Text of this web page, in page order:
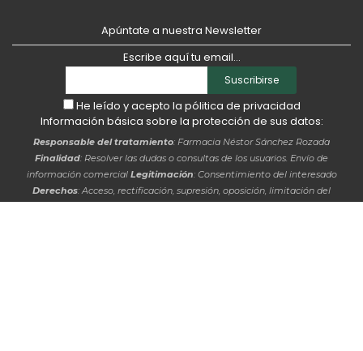
Apúntate a nuestra Newsletter
Escribe aquí tu email...
Suscribirse
He leído y acepto la pólitica de privacidad
Información básica sobre la protección de sus datos:
Responsable del tratamiento: Farmacia Néstor Sánchez Rozada
Finalidad: Resolver las dudas o consultas de los usuarios. Envío de
información comercial Legitimación: Consentimiento del interesado
Derechos: Acceso, rectificación, supresión, oposición, limitación del